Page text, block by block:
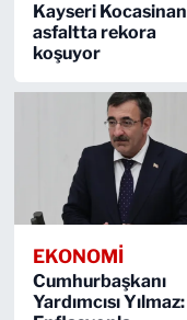
Kayseri Kocasinan
asfaltta rekora
koşuyor
EKONOMİ
Cumhurbaşkanı
Yardımcısı Yılmaz: